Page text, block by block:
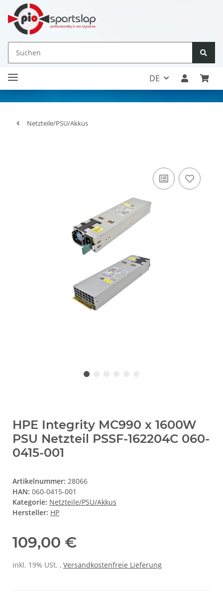
DE
Netzteile/PSU/Akkus
HPE Integrity MC990 x 1600W
PSU Netzteil PSSF-162204C 060-
0415-001
Artikelnummer: 28066
HAN: 060-0415-001
Kategorie: Netzteile/PSU/Akkus
Hersteller: HP
109,00 €
inkl. 19% USt. , Versandkostenfreie Lieferung